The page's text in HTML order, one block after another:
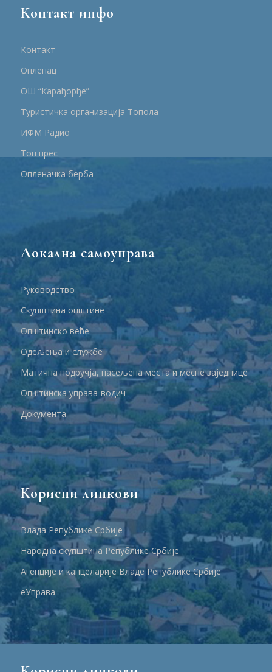
Контакт инфо
Контакт
Опленац
ОШ “Карађорђе”
Туристичка организација Топола
ИФМ Радио
Топ прес
Опленачка берба
Локална самоуправа
Руководство
Скупштина општине
Општинско веће
Одељења и службе
Матична подручја, насељена места и месне заједнице
Општинска управа-водич
Документа
Корисни линкови
Влада Републике Србије
Народна скупштина Републике Србије
Агенције и канцеларије Владе Републике Србије
еУправа